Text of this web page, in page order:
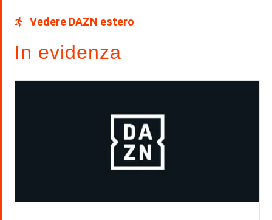
Vedere DAZN estero
In evidenza